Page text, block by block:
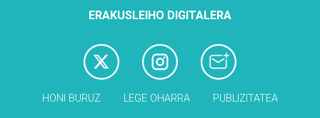
ERAKUSLEIHO DIGITALERA
HONI BURUZ LEGE OHARRA PUBLIZITATEA